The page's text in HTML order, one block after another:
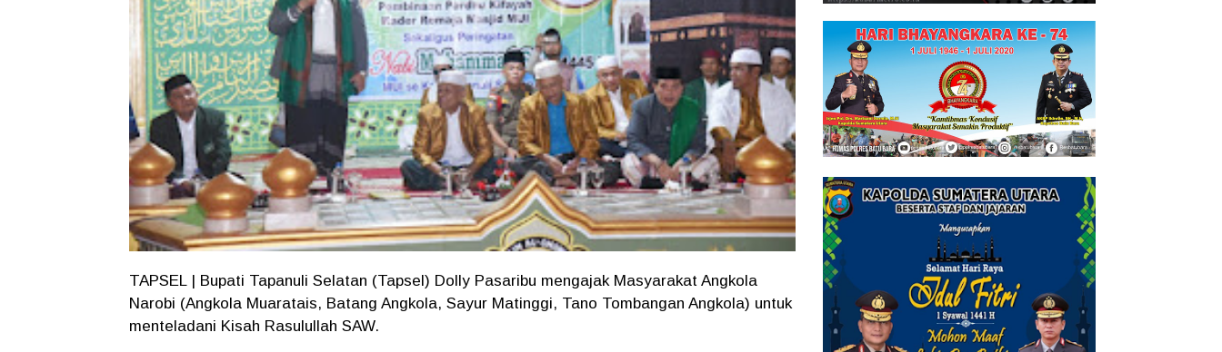
TAPSEL | Bupati Tapanuli Selatan (Tapsel) Dolly Pasaribu mengajak Masyarakat Angkola
Narobi (Angkola Muaratais, Batang Angkola, Sayur Matinggi, Tano Tombangan Angkola) untuk
menteladani Kisah Rasulullah SAW.